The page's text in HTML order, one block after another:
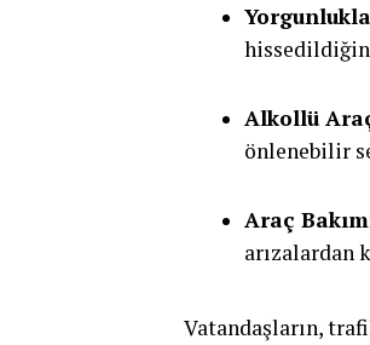
Alkollü
önlenebilir
Araç
arızalardan
Vatandaşların,